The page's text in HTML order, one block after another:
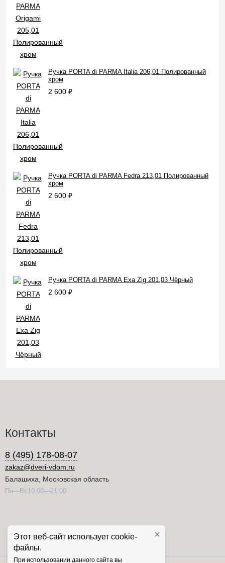
Ручка PORTA di PARMA Italia 206,01 Полированный
хром
2 600 ₽
Ручка PORTA di PARMA Fedra 213,01 Полированный
хром
2 600 ₽
Ручка PORTA di PARMA Exa Zig 201,03 Чёрный
2 600 ₽
Контакты
8 (495) 178-08-07
zakaz@dveri-vdom.ru
Балашиха, Московская область
Пн—Вс10:00—21:00
Этот веб-сайт использует cookie-
файлы.
При использовании данного сайта вы